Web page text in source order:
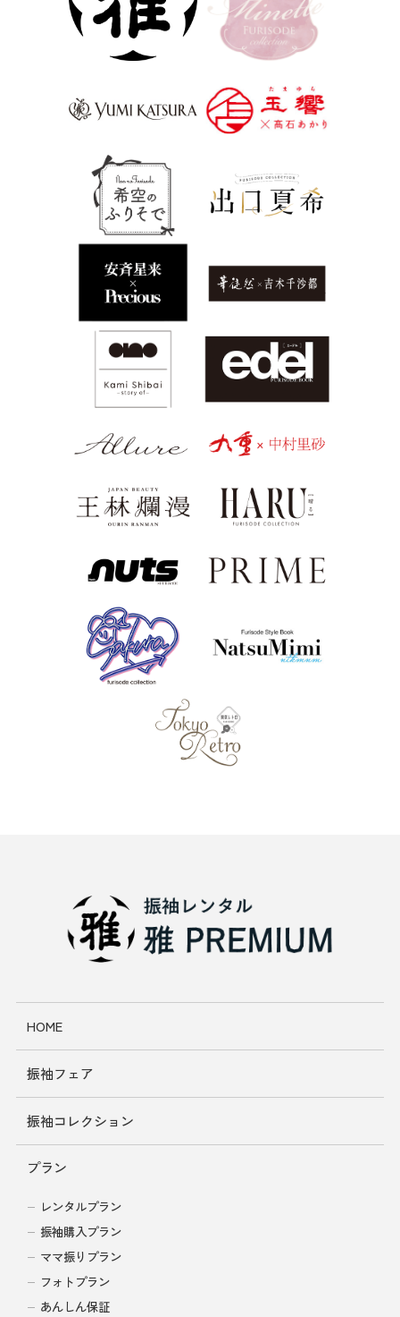
HOME
振袖フェア
振袖コレクション
プラン
レンタルプラン
振袖購入プラン
ママ振りプラン
フォトプラン
あんしん保証